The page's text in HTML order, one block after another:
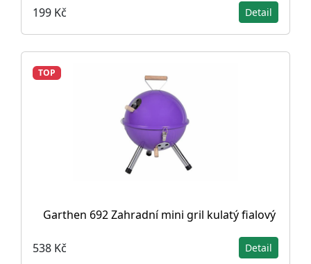
199 Kč Detail
TOP
Garthen 692 Zahradní mini gril kulatý fialový
538 Kč Detail